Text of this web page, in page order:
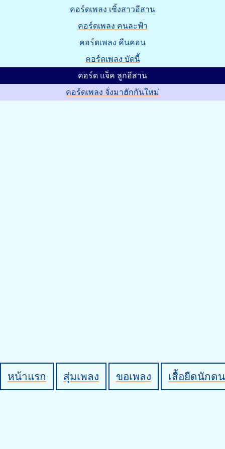
คอร์ดเพลง เซิ้งสาวอีสาน
คอร์ดเพลง คนละฟ้า
คอร์ดเพลง คืนคอน
คอร์ดเพลง บัดนี้
คอร์ด แจ็ค ลูกอีสาน
คอร์ดเพลง จั่งมาฮักกันใหม่
หน้าแรก สุ่มเพลง ขอเพลง เสื้อยืดนักด